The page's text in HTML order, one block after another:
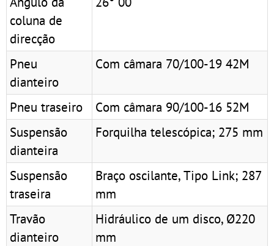
coluna de
direcção
Pneu
dianteiro
Com câmara 70/100-19 42M
Pneu traseiro
Com câmara 90/100-16 52M
Suspensão
dianteira
Forquilha telescópica; 275 mm
Suspensão
traseira
Braço oscilante, Tipo Link; 287
mm
Travão
dianteiro
Hidráulico de um disco, Ø220
mm